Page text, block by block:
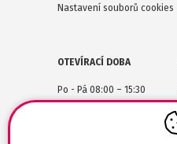
Nastavení souborů cookies
OTEVÍRACÍ DOBA
Po - Pá 08:00 – 15:30
Jaroměřice nad Rokytnou